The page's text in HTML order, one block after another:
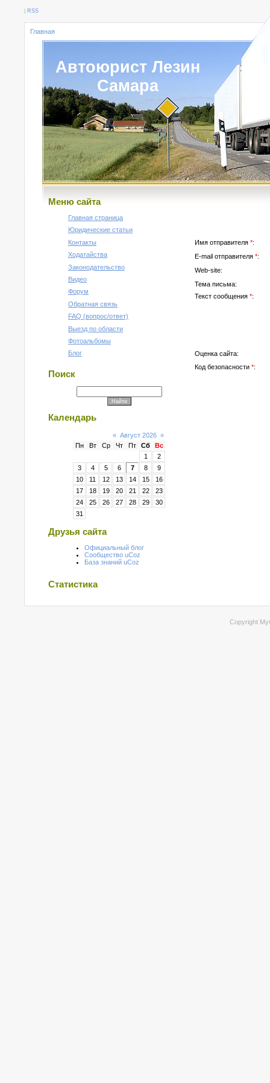
RSS
Главная
Автоюрист Лезин
Самара
Меню сайта
Главная страница
Юридические статьи
Контакты
Ходатайства
Законодательство
Видео
Форум
Обратная связь
FAQ (вопрос/ответ)
Выезд по области
Фотоальбомы
Блог
Поиск
Календарь
« Август 2026 »
Пн
Вт Ср Чт Пт Сб
Вс
1
2
3
4 5 6 7 8
9
10
11 12 13 14 15
16
17
18 19 20 21 22
23
24
25 26 27 28 29
30
31
Друзья сайта
Официальный блог
Сообщество uCoz
База знаний uCoz
Статистика
Имя отправителя *:
E-mail отправителя *:
Web-site:
Тема письма:
Текст сообщения *:
Оценка сайта:
Код безопасности *:
Copyright